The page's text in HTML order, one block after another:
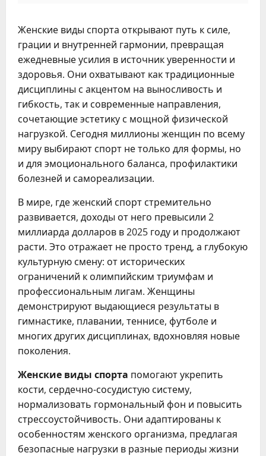
Женские виды спорта открывают путь к силе,
грации и внутренней гармонии, превращая
ежедневные усилия в источник уверенности и
здоровья. Они охватывают как традиционные
дисциплины с акцентом на выносливость и
гибкость, так и современные направления,
сочетающие эстетику с мощной физической
нагрузкой. Сегодня миллионы женщин по всему
миру выбирают спорт не только для формы, но
и для эмоционального баланса, профилактики
болезней и самореализации.
В мире, где женский спорт стремительно
развивается, доходы от него превысили 2
миллиарда долларов в 2025 году и продолжают
расти. Это отражает не просто тренд, а глубокую
культурную смену: от исторических
ограничений к олимпийским триумфам и
профессиональным лигам. Женщины
демонстрируют выдающиеся результаты в
гимнастике, плавании, теннисе, футболе и
многих других дисциплинах, вдохновляя новые
поколения.
Женские виды спорта помогают укрепить
кости, сердечно-сосудистую систему,
нормализовать гормональный фон и повысить
стрессоустойчивость. Они адаптированы к
особенностям женского организма, предлагая
безопасные нагрузки в разные периоды жизни